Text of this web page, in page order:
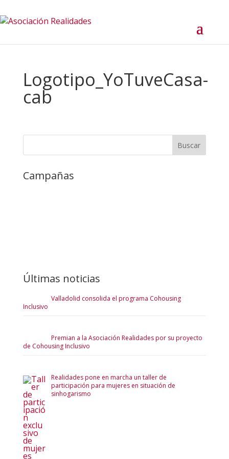
Logotipo_YoTuveCasa-
cab
Campañas
Últimas noticias
Valladolid consolida el programa Cohousing
Inclusivo
Premian a la Asociación Realidades por su proyecto
de Cohousing Inclusivo
Realidades pone en marcha un taller de
participación para mujeres en situación de
sinhogarismo